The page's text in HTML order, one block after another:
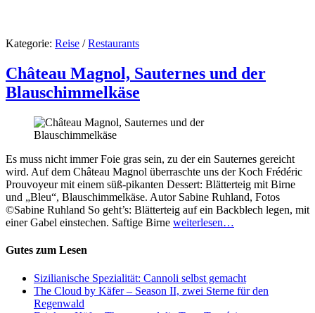
Kategorie: Reise /Restaurants
Château Magnol, Sauternes und der
Blauschimmelkäse
Es muss nicht immer Foie gras sein, zu der ein Sauternes gereicht
wird. Auf dem Château Magnol überraschte uns der Koch Frédéric
Prouvoyeur mit einem süß-pikanten Dessert: Blätterteig mit Birne
und „Bleu“, Blauschimmelkäse. Autor Sabine Ruhland, Fotos
©Sabine Ruhland So geht’s: Blätterteig auf ein Backblech legen, mit
einer Gabel einstechen. Saftige Birne weiterlesen…
Gutes zum Lesen
Sizilianische Spezialität: Cannoli selbst gemacht
The Cloud by Käfer – Season II, zwei Sterne für den
Regenwald